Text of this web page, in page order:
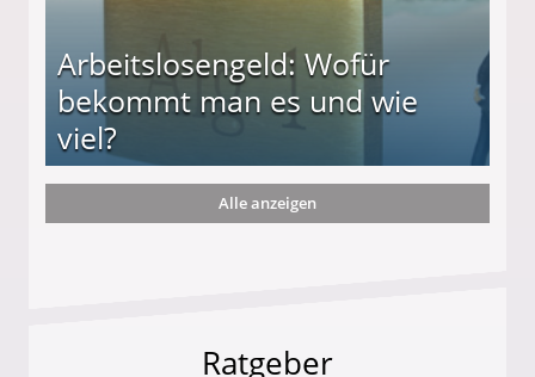
Arbeitslosengeld: Wofür
bekommt man es und wie
viel?
und wie viel?
Alle anzeigen
Ratgeber